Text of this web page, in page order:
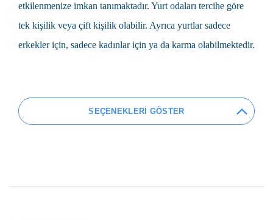
etkilenmenize imkan tanımaktadır. Yurt odaları tercihe göre
tek kişilik veya çift kişilik olabilir. Ayrıca yurtlar sadece
erkekler için, sadece kadınlar için ya da karma olabilmektedir.
SEÇENEKLERİ GÖSTER